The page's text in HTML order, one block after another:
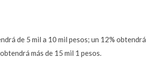
de 5 mil a 10 mil pesos; un 12% obtendrá
más de 15 mil 1 pesos.